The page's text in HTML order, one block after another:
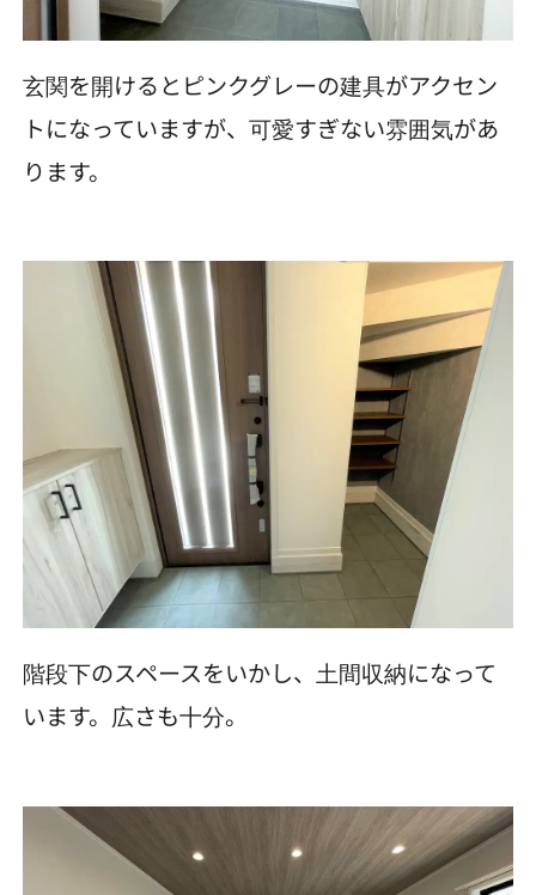
玄関を開けるとピンクグレーの建具がアクセン
トになっていますが、可愛すぎない雰囲気があ
ります。
階段下のスペースをいかし、土間収納になって
います。広さも十分。